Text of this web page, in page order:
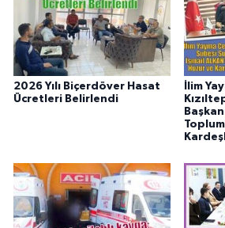
2026 Yılı Biçerdöver Hasat
Ücretleri Belirlendi
İlim